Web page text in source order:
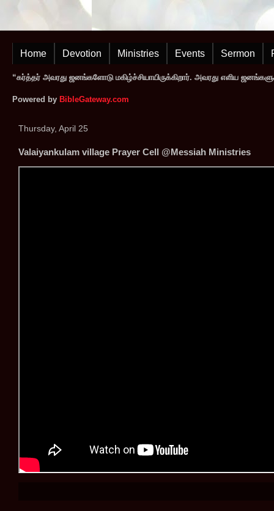
Home Devotion Ministries Events Sermon
“கர்த்தர் அவரது ஜனங்களோடு மகிழ்ச்சியாயிருக்கிறார். அவரது எளிய
Powered by BibleGateway.com
Thursday, April 25
Valaiyankulam village Prayer Cell @Messiah Ministries